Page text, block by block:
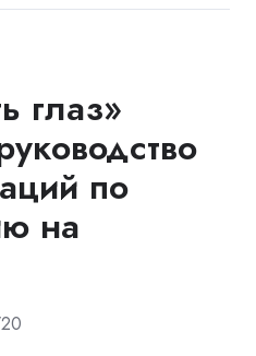
глаз»
по
на